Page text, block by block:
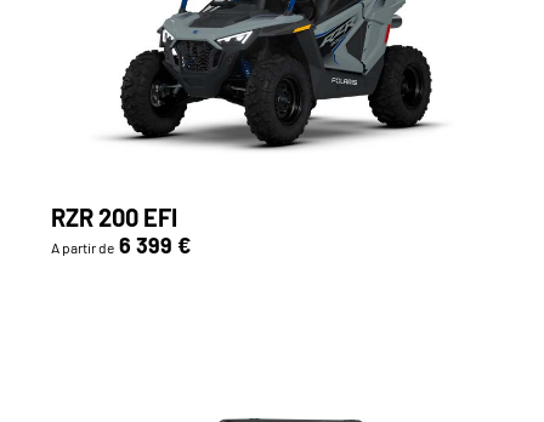
RZR 200 EFI
A partir de 6 399 €